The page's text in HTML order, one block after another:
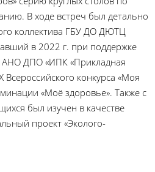
В ходе встреч был детально
коллектива ГБУ ДО ДЮТЦ
в 2022 г. при поддержке
АНО ДПО «ИПК «Прикладная
Всероссийского конкурса «Моя
«Моё здоровье». Также с
был изучен в качестве
проект «Эколого-